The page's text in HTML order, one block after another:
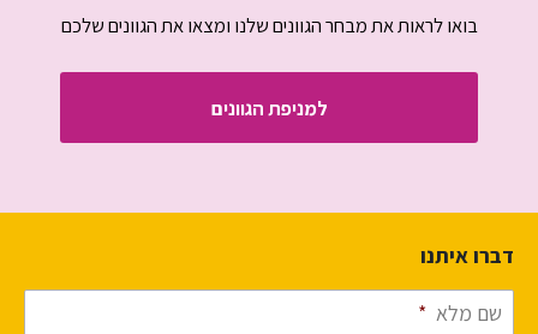
בואו לראות את מבחר הגוונים שלנו ומצאו את הגוונים שלכם
למניפת הגוונים
דברו איתנו
שם מלא *